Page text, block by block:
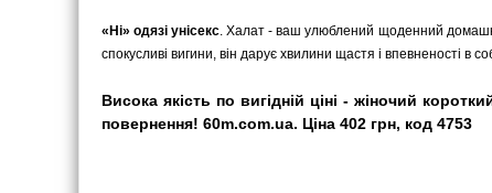
«Ні» одязі унісекс. Халат - ваш улюблений щоденний
спокусливі вигини, він дарує хвилини щастя і впевненості в
Висока якість по вигідній ціні - жіночий
повернення! 60m.com.ua. Ціна 402 грн, код 4753